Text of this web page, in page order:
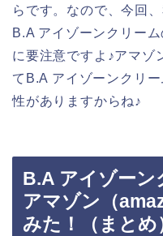
らです。なので、今回
B.A アイゾーンクリー
に要注意ですよ♪アマゾ
てB.A アイゾーンクリ
性がありますからね♪
B.A アイゾーン
アマゾン（
みた！（まとめ